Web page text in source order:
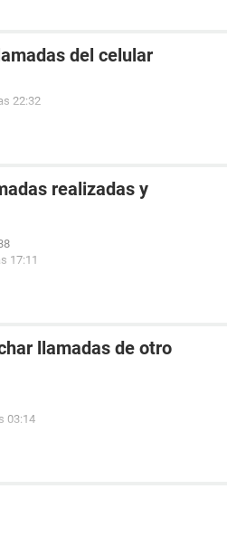
del celular
22:32
realizadas y
17:11
llamadas de otro
03:14